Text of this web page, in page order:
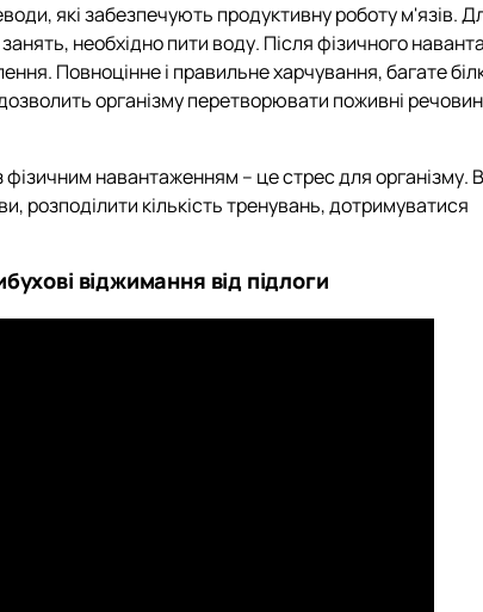
які забезпечують продуктивну роботу м'язів.
необхідно пити воду. Після фізичного
Повноцінне і правильне харчування, багате
організму перетворювати поживні
навантаженням – це стрес для організму.
розподілити кількість тренувань, дотримуватися
віджимання від підлоги